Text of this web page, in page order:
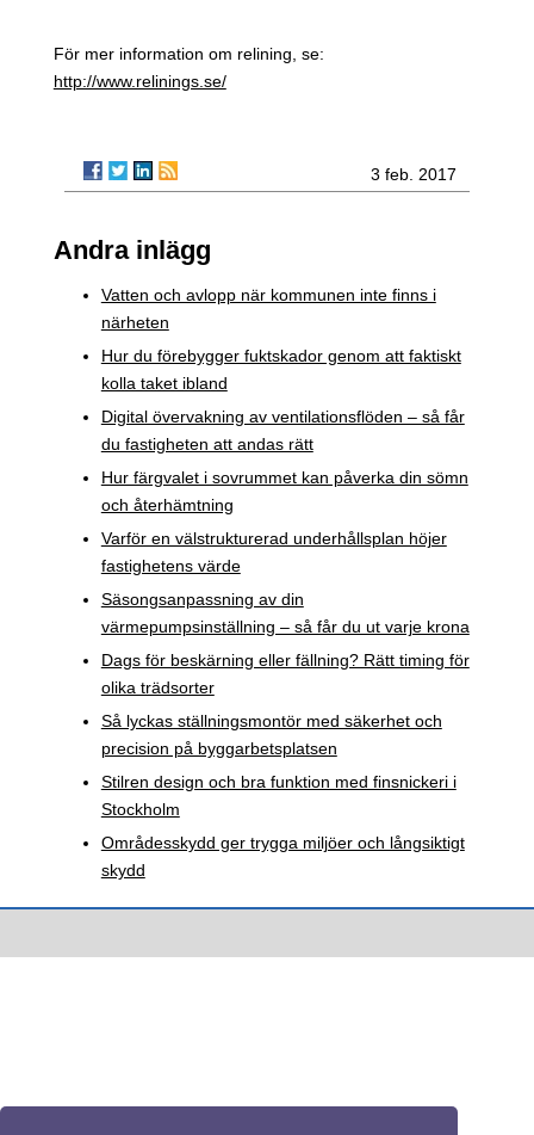
För mer information om relining, se:
http://www.relinings.se/
3 feb. 2017
Andra inlägg
Vatten och avlopp när kommunen inte finns i
närheten
Hur du förebygger fuktskador genom att faktiskt
kolla taket ibland
Digital övervakning av ventilationsflöden – så får
du fastigheten att andas rätt
Hur färgvalet i sovrummet kan påverka din sömn
och återhämtning
Varför en välstrukturerad underhållsplan höjer
fastighetens värde
Säsongsanpassning av din
värmepumpsinställning – så får du ut varje krona
Dags för beskärning eller fällning? Rätt timing för
olika trädsorter
Så lyckas ställningsmontör med säkerhet och
precision på byggarbetsplatsen
Stilren design och bra funktion med finsnickeri i
Stockholm
Områdesskydd ger trygga miljöer och långsiktigt
skydd